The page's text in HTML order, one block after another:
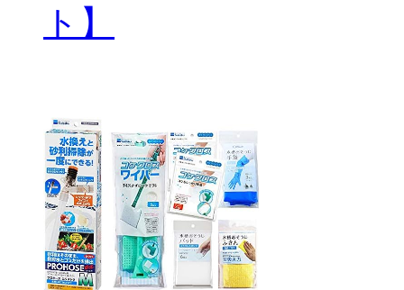
ト】